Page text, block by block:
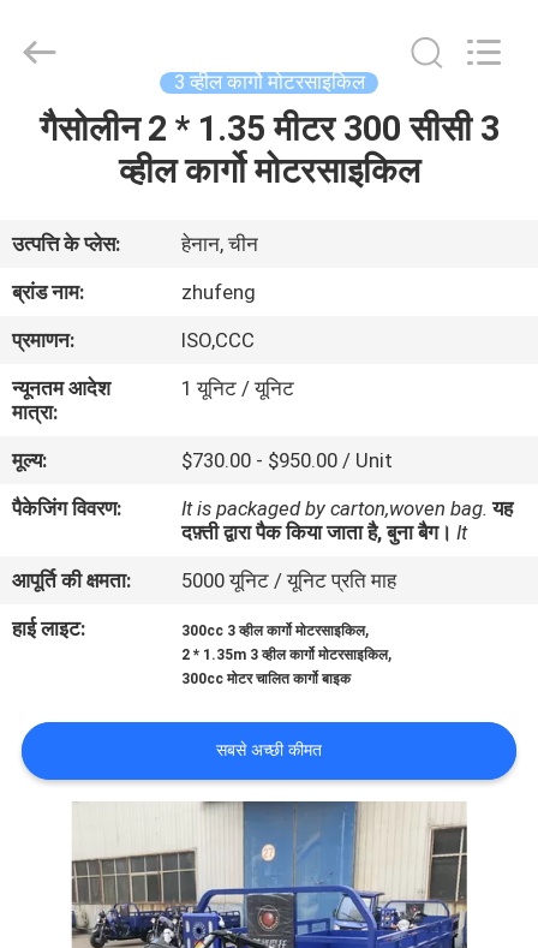
हमारे
बारे
कारखाना
भ्रमण
गुणवत्ता
नियंत्रण
करें
समाचार
उद्धरण
Motorcycle
Reserved.
3 व्हील कार्गो मोटरसाइकिल
गैसोलीन 2 * 1.35 मीटर 300 सीसी 3
व्हील कार्गो मोटरसाइकिल
उत्पत्ति के प्लेस:
हेनान, चीन
ब्रांड नाम:
zhufeng
प्रमाणन:
ISO,CCC
न्यूनतम आदेश
मात्रा:
1 यूनिट / यूनिट
मूल्य:
$730.00 - $950.00 / Unit
पैकेजिंग विवरण:
It is packaged by carton,woven bag. यह
दफ़्ती द्वारा पैक किया जाता है, बुना बैग। It
आपूर्ति की क्षमता:
5000 यूनिट / यूनिट प्रति माह
हाई लाइट:
300cc 3 व्हील कार्गो मोटरसाइकिल,
2 * 1.35m 3 व्हील कार्गो मोटरसाइकिल,
300cc मोटर चालित कार्गो बाइक
सबसे अच्छी कीमत